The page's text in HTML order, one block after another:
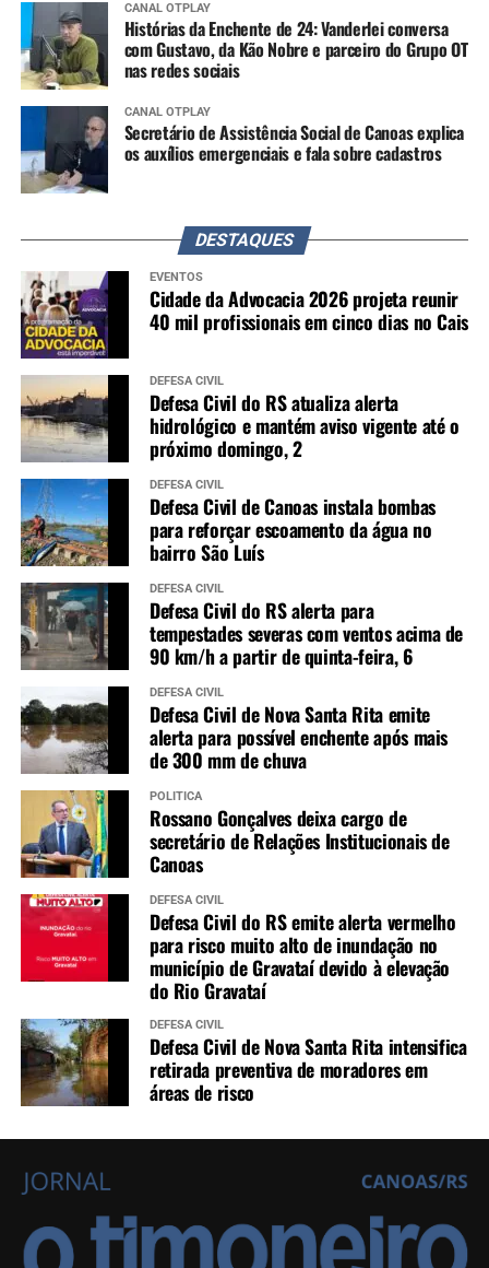
CANAL OTPLAY
Histórias da Enchente de 24: Vanderlei conversa
com Gustavo, da Kão Nobre e parceiro do Grupo OT
nas redes sociais
CANAL OTPLAY
Secretário de Assistência Social de Canoas explica
os auxílios emergenciais e fala sobre cadastros
DESTAQUES
EVENTOS
Cidade da Advocacia 2026 projeta reunir
40 mil profissionais em cinco dias no Cais
DEFESA CIVIL
Defesa Civil do RS atualiza alerta
hidrológico e mantém aviso vigente até o
próximo domingo, 2
DEFESA CIVIL
Defesa Civil de Canoas instala bombas
para reforçar escoamento da água no
bairro São Luís
DEFESA CIVIL
Defesa Civil do RS alerta para
tempestades severas com ventos acima de
90 km/h a partir de quinta-feira, 6
DEFESA CIVIL
Defesa Civil de Nova Santa Rita emite
alerta para possível enchente após mais
de 300 mm de chuva
POLÍTICA
Rossano Gonçalves deixa cargo de
secretário de Relações Institucionais de
Canoas
DEFESA CIVIL
Defesa Civil do RS emite alerta vermelho
para risco muito alto de inundação no
município de Gravataí devido à elevação
do Rio Gravataí
DEFESA CIVIL
Defesa Civil de Nova Santa Rita intensifica
retirada preventiva de moradores em
áreas de risco